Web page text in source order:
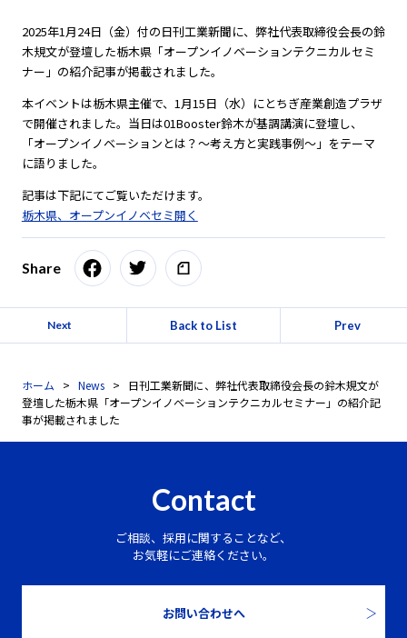
2025年1月24日（金）付の日刊工業新聞に、弊社代表取締役会長の鈴
木規文が登壇した栃木県「オープンイノベーションテクニカルセミ
ナー」の紹介記事が掲載されました。
本イベントは栃木県主催で、1月15日（水）にとちぎ産業創造プラザ
で開催されました。当日は01Booster鈴木が基調講演に登壇し、
「オープンイノベーションとは？～考え方と実践事例～」をテーマ
に語りました。
記事は下記にてご覧いただけます。
栃木県、オープンイノベセミ開く
Share
Next Back to List Prev
ホーム News
日刊工業新聞に、弊社代表取締役会長の鈴木規文が
登壇した栃木県「オープンイノベーションテクニカルセミナー」の紹介記
事が掲載されました
Contact
ご相談、採用に関することなど、
お気軽にご連絡ください。
お問い合わせへ